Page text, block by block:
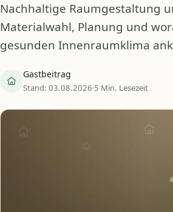
Nachhaltige Raumgestaltung
Materialwahl, Planung und
gesunden Innenraumklima
Gastbeitrag
Stand: 03.08.2026 5 Min. Lesezeit